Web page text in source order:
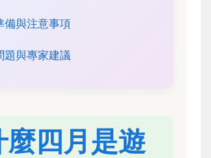
備與注意事項
題與專家建議
麼四月是遊